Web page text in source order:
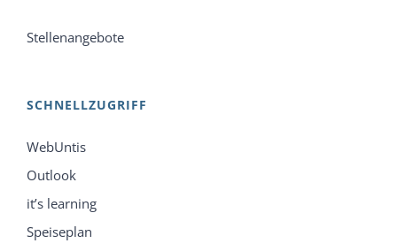
Stellenangebote
SCHNELLZUGRIFF
WebUntis
Outlook
it’s learning
Speiseplan